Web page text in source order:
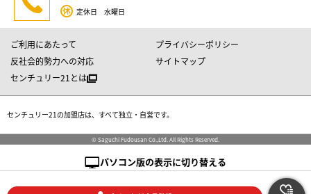
定休日 水曜日
ご利用にあたって
プライバシーポリシー
反社会的勢力への対応
サイトマップ
センチュリー21とは
センチュリー21の加盟店は、すべて独立・自営です。
© Saguchi Fudousan Co.,Ltd. All Rights Reserved.
パソコン版の表示に切り替える